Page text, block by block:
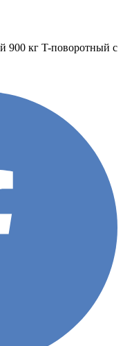
900 кг T-поворотный с